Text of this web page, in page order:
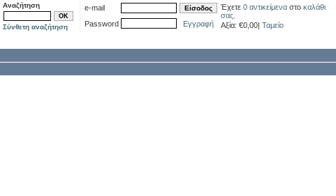
e-mail Είσοδος Έχετε 0 αντικείμενα στο καλάθι
σας.
Αξία: €0,00| Ταμείο
Password Εγγραφή
Αναζήτηση
OK
Σύνθετη αναζήτηση